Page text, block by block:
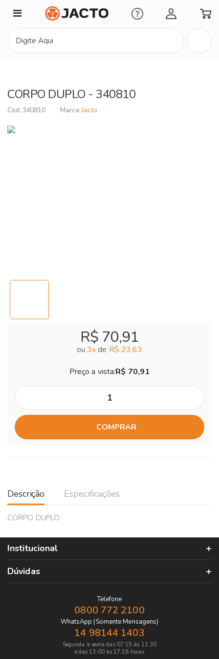
Minha Conta
CORPO DUPLO - 340810
340810 Jacto
R$ 70,91
ou 3x de R$ 23,63
Preço a vista:R$ 70,91
COMPRAR
Descrição Especificações
CORPO DUPLO
Institucional
Dúvidas
Telefone
0800 772 2100
WhatsApp (Somente Mensagens)
14 98144 1403
Segunda à sexta das 07:15 às 11:30
e das 13:00 às 17:18 horas